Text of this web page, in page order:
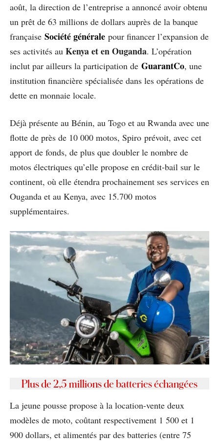
août, la direction de l’entreprise a annoncé avoir obtenu
un prêt de 63 millions de dollars auprès de la banque
française Société générale pour financer l’expansion de
ses activités au Kenya et en Ouganda. L’opération
inclut par ailleurs la participation de GuarantCo, une
institution financière spécialisée dans les opérations de
dette en monnaie locale.
Déjà présente au Bénin, au Togo et au Rwanda avec une
flotte de près de 10 000 motos, Spiro prévoit, avec cet
apport de fonds, de plus que doubler le nombre de
motos électriques qu’elle propose en crédit-bail sur le
continent, où elle étendra prochainement ses services en
Ouganda et au Kenya, avec 15.700 motos
supplémentaires.
Plus de 2,5 millions de batteries échangées
La jeune pousse propose à la location-vente deux
modèles de moto, coûtant respectivement 1 500 et 1
900 dollars, et alimentés par des batteries (entre 75